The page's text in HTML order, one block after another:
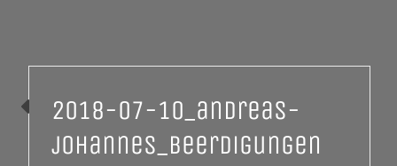
2018-07-10_andreas-
johannes_beerdigungen